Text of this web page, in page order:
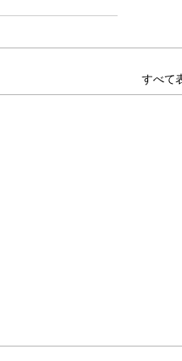
すべて